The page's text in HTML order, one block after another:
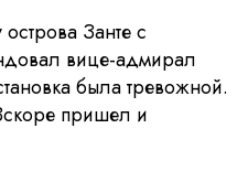
Занте с
вице-адмирал
была тревожной.
пришел и